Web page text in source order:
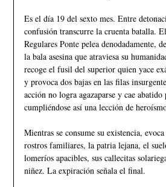
Es el día 19 del sexto mes. Entre
confusión transcurre la cruenta batalla.
Regulares Ponte pelea denodadamente,
la bala asesina que atraviesa su
recoge el fusil del superior quien yace
y provoca dos bajas en las filas
acción no logra agazaparse y cae
cumpliéndose así una lección de
Mientras se consume su existencia,
rostros familiares, la patria lejana, el
lomeríos apacibles, sus callecitas
niñez. La expiración señala el final.